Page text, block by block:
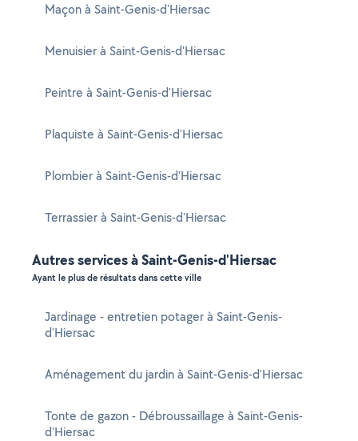
Maçon à Saint-Genis-d'Hiersac
Menuisier à Saint-Genis-d'Hiersac
Peintre à Saint-Genis-d'Hiersac
Plaquiste à Saint-Genis-d'Hiersac
Plombier à Saint-Genis-d'Hiersac
Terrassier à Saint-Genis-d'Hiersac
Autres services à Saint-Genis-d'Hiersac
Ayant le plus de résultats dans cette ville
Jardinage - entretien potager à Saint-Genis-
d'Hiersac
Aménagement du jardin à Saint-Genis-d'Hiersac
Tonte de gazon - Débroussaillage à Saint-Genis-
d'Hiersac